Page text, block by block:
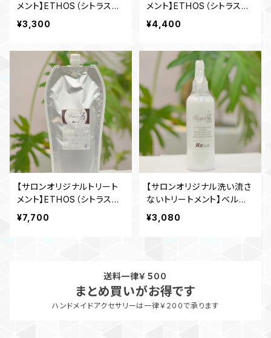
メント】ETHOS（シトラスの
香り） 300g
¥3,300
メント】ETHOS（シトラスの
香り） 480g
¥4,400
【サロンオリジナルトリート
メント】ETHOS（シトラスの
香り）詰め替え 980g
¥7,700
【サロンオリジナル洗い流さ
ないトリートメント】ベルぺ
CMCミスト（アップルマンゴ
ーの香り） 250ml
¥3,080
送料一律￥５００
まとめ買いがお得です
ハンドメイドアクセサリーは一律￥２００で承ります